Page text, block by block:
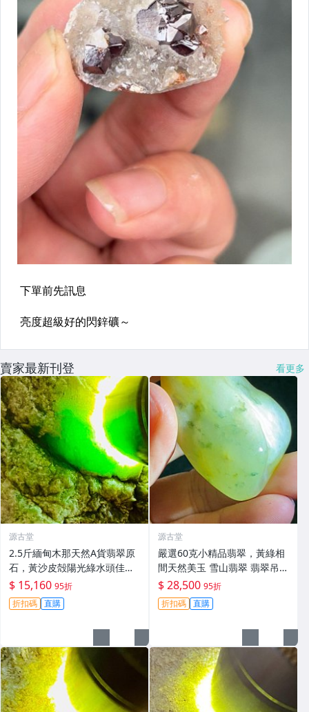
賣家最新刊登 看更多
源古堂
2.5斤緬甸木那天然A貨翡翠原
石，黃沙皮殻陽光綠水頭佳，
種水圓潤形體工整，適合打造
手鐲，皮殼緊致沙質細膩，內
含美色值得收藏。翡翠原石 翡
$ 15,160 95折
折扣碼 直購
源古堂
嚴選60克小精品翡翠，黃綠相
間天然美玉 雪山翡翠 翡翠吊墜
天然石雕
$ 28,500 95折
折扣碼 直購